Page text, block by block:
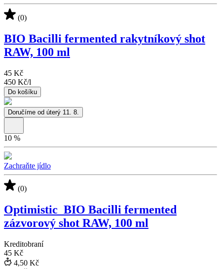
(0)
BIO Bacilli fermented rakytníkový shot
RAW, 100 ml
45 Kč
450 Kč/l
Do košíku
Doručíme od úterý 11. 8.
10 %
Zachraňte jídlo
(0)
Optimistic_BIO Bacilli fermented
zázvorový shot RAW, 100 ml
Kreditobraní
45 Kč
4,50 Kč